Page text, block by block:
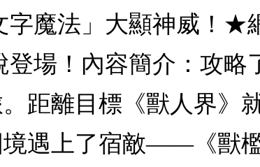
魔法」大顯神威！★
場！內容簡介：攻略
距離目標《獸人界》
遇上了宿敵――《獸檻